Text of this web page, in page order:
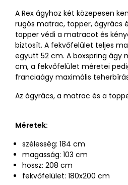
A Rex ágyhoz két közepesen
rugós matrac, topper, ágyrács
topper védi a matracot és
biztosít. A fekvőfelület teljes
együtt 52 cm. A boxspring ágy
cm, a fekvőfelület méretei
franciaágy maximális
Az ágyrács, a matrac és a
Méretek:
szélesség: 184 cm
magasság: 103 cm
hossz: 208 cm
fekvőfelület: 180x200 cm